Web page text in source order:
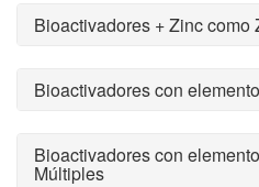
Bioactivadores + Zinc como
Bioactivadores con
Bioactivadores con
Múltiples